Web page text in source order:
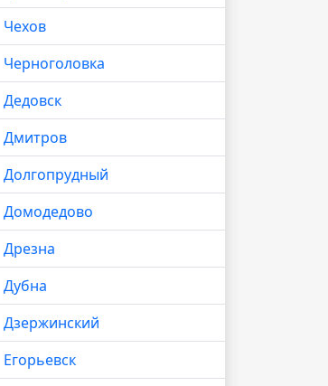
Чехов
Черноголовка
Дедовск
Дмитров
Долгопрудный
Домодедово
Дрезна
Дубна
Дзержинский
Егорьевск